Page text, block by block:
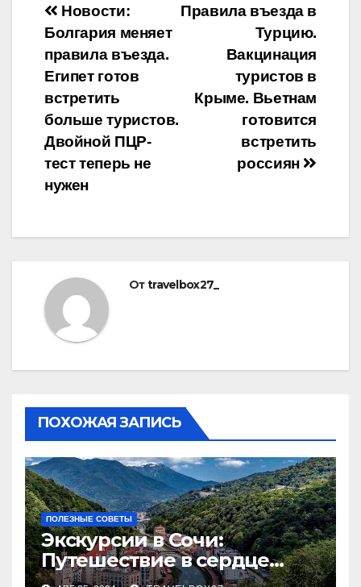
Навигация
по
записям
Правила въезда в
Турцию.
Вакцинация
туристов в
Крыме. Вьетнам
готовится
встретить
россиян
Новости:
Болгария меняет
правила въезда.
Египет готов
встретить
больше туристов.
Двойной ПЦР-
тест теперь не
нужен
Отtravelbox27_
ПОХОЖАЯ ЗАПИСЬ
ПОЛЕЗНЫЕ СОВЕТЫ
Экскурсии в Сочи:
Путешествие в сердце
Черноморского курорта